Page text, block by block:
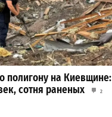
полигону на Киевщине:
сотня раненых
2